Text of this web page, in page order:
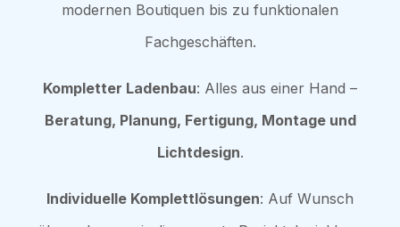
modernen Boutiquen bis zu funktionalen
Fachgeschäften.
Kompletter Ladenbau: Alles aus einer Hand –
Beratung, Planung, Fertigung, Montage und
Lichtdesign.
Individuelle Komplettlösungen: Auf Wunsch